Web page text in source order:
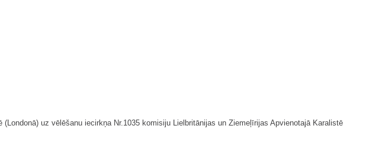
uz vēlēšanu iecirkņa Nr.1035 komisiju Lielbritānijas un Ziemeļīrijas Apvienotajā Karalistē